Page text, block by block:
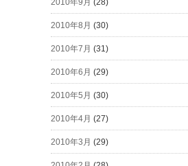
2010年8月 (30)
2010年7月 (31)
2010年6月 (29)
2010年5月 (30)
2010年4月 (27)
2010年3月 (29)